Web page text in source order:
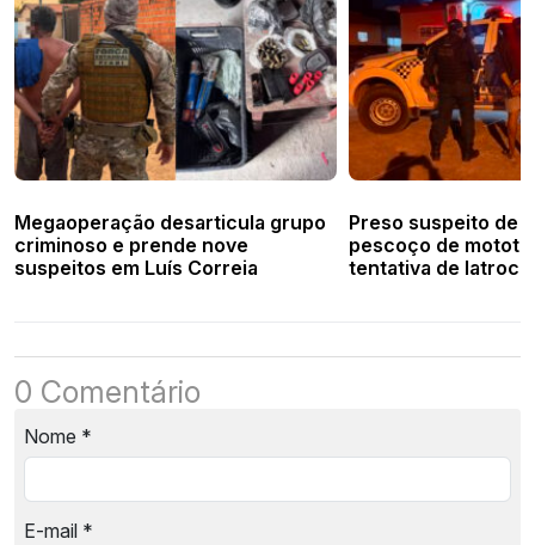
Megaoperação desarticula grupo
criminoso e prende nove
suspeitos em Luís Correia
Preso suspeito de
pescoço de
tentativa de
0 Comentário
Nome *
E-mail *